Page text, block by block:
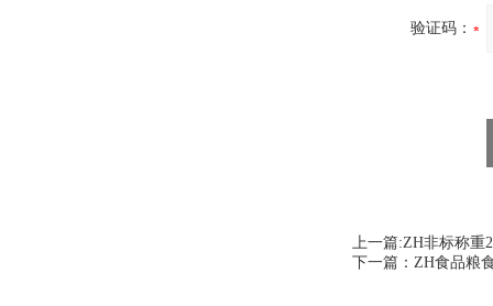
验证码：
上一篇:ZH非标称重
下一篇： ZH食品粮